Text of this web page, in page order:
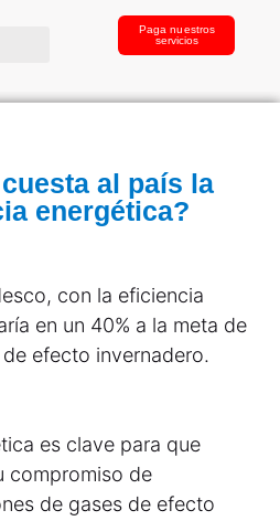
Paga nuestros
servicios
al país la
energética?
con la eficiencia
en un 40% a la meta de
efecto invernadero.
es clave para que
compromiso de
de gases de efecto